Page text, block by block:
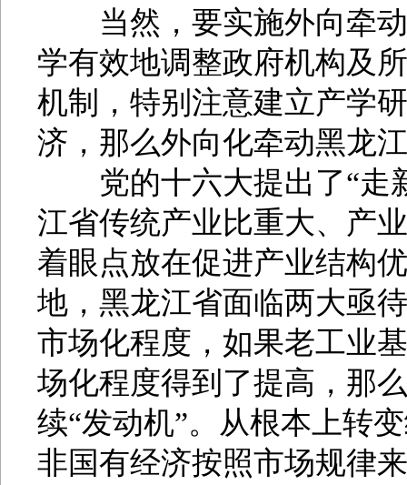
当然，要实施外向牵动
学有效地调整政府机构及
机制，特别注意建立产学
济，那么外向化牵动黑龙
党的十六大提出了“走
江省传统产业比重大、产
着眼点放在促进产业结构
地，黑龙江省面临两大亟
市场化程度，如果老工业
场化程度得到了提高，那
续“发动机”。从根本上转
非国有经济按照市场规律